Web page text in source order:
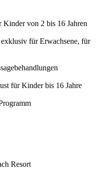
von 2 bis 16 Jahren
für Erwachsene, für
für Kinder bis 16 Jahre
Resort